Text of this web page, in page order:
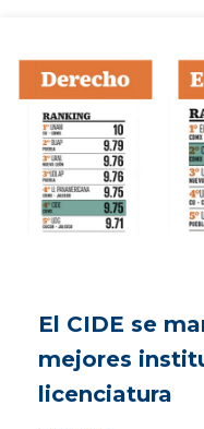
El CIDE se
mejores
licenciatura